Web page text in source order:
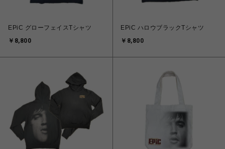
EPiC グローフェイスTシャツ
￥8,800
EPiC ハロウブラックTシャツ
￥8,800